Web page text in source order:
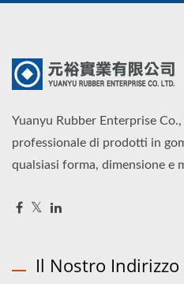
Yuanyu Rubber Enterprise
professionale di prodotti in
qualsiasi forma, dimensione e
Il Nostro Indirizzo